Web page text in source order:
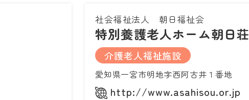
社会福祉法人 朝日福祉会
特別養護老人ホーム朝日荘
介護老人福祉施設
愛知県一宮市明地字西阿古井１番地
http://www.asahisou.or.jp